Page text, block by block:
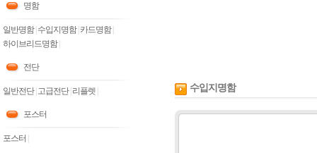
명함
일반명함| 수입지명함| 카드명함|
하이브리드명함|
전단
일반전단| 고급전단| 리플렛
포스터
포스터
수입지명함